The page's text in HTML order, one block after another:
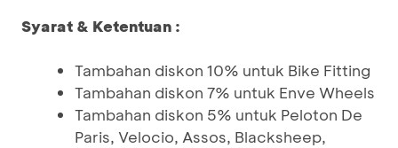
Syarat & Ketentuan :
Tambahan diskon 10% untuk Bike Fitting
Tambahan diskon 7% untuk Enve Wheels
Tambahan diskon 5% untuk Peloton De
Paris, Velocio, Assos, Blacksheep,